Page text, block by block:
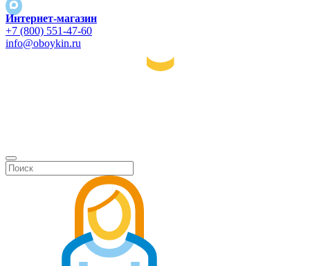
Интернет-магазин
+7 (800) 551-47-60
info@oboykin.ru